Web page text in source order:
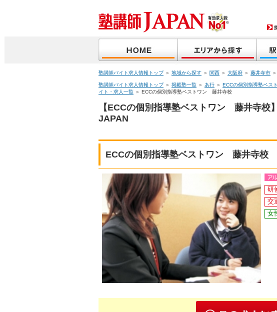
塾講師バイト求人情報トップ＞ 地域から探す ＞ 関西 ＞ 大阪府 ＞ 藤井寺市 ＞
塾講師バイト求人情報トップ＞ 掲載塾一覧 ＞ あ行 ＞ ECCの個別指導塾ベス
イト・求人一覧 ＞ ECCの個別指導塾ベストワン 藤井寺校
【ECCの個別指導塾ベストワン 藤井寺校
JAPAN
ECCの個別指導塾ベストワン 藤井寺校
研
交
女